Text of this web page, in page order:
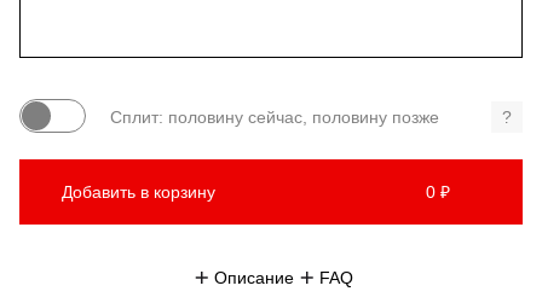
Сплит: половину сейчас, половину позже ?
Добавить в корзину 0 ₽
Описание FAQ